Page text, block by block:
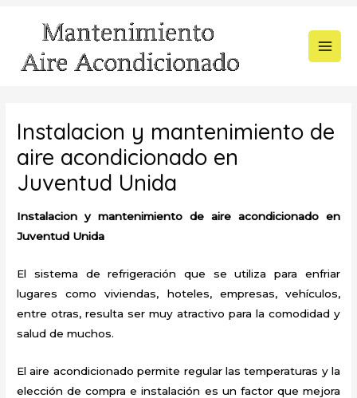
contenido
Instalacion y mantenimiento de
aire acondicionado en
Juventud Unida
Instalacion y mantenimiento de aire acondicionado en
Juventud Unida
El sistema de refrigeración que se utiliza para enfriar
lugares como viviendas, hoteles, empresas, vehículos,
entre otras, resulta ser muy atractivo para la comodidad y
salud de muchos.
El aire acondicionado permite regular las temperaturas y la
elección de compra e instalación es un factor que mejora